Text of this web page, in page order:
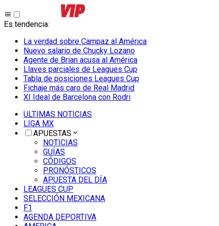
Es tendencia:
La verdad sobre Campaz al América
Nuevo salario de Chucky Lozano
Agente de Brian acusa al América
Llaves parciales de Leagues Cup
Tabla de posiciones Leagues Cup
Fichaje más caro de Real Madrid
XI Ideal de Barcelona con Rodri
ULTIMAS NOTICIAS
LIGA MX
APUESTAS
NOTICIAS
GUÍAS
CÓDIGOS
PRONÓSTICOS
APUESTA DEL DÍA
LEAGUES CUP
SELECCIÓN MEXICANA
F1
AGENDA DEPORTIVA